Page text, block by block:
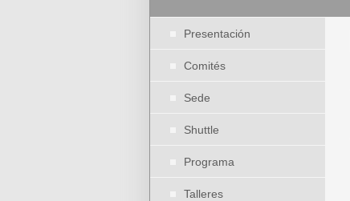
Presentación
Comités
Sede
Shuttle
Programa
Talleres